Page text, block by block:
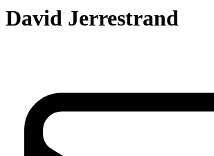
David Jerrestrand